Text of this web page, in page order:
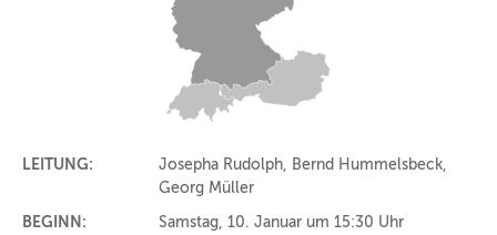
LEITUNG:
Josepha Rudolph, Bernd Hummelsbeck,
Georg Müller
BEGINN:
Samstag, 10. Januar um 15:30 Uhr